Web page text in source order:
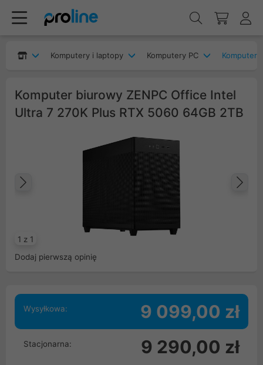
Komputery i laptopy Komputery PC
Komputer biurowy ZENPC Office Intel
Ultra 7 270K Plus RTX 5060 64GB 2TB
1 z 1
Dodaj pierwszą opinię
Wysyłkowa: 9 099,00 zł
Stacjonarna: 9 290,00 zł